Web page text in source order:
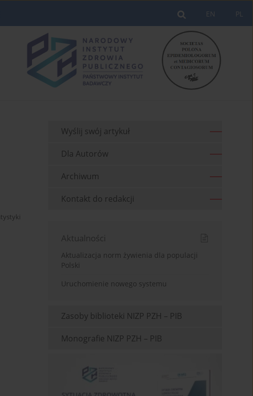
PL
EN
Wyślij swój artykuł
Dla Autorów
Archiwum
Kontakt do redakcji
Aktualności
Aktualizacja norm żywienia dla populacji
Polski
Uruchomienie nowego systemu
Zasoby biblioteki NIZP PZH – PIB
Monografie NIZP PZH – PIB